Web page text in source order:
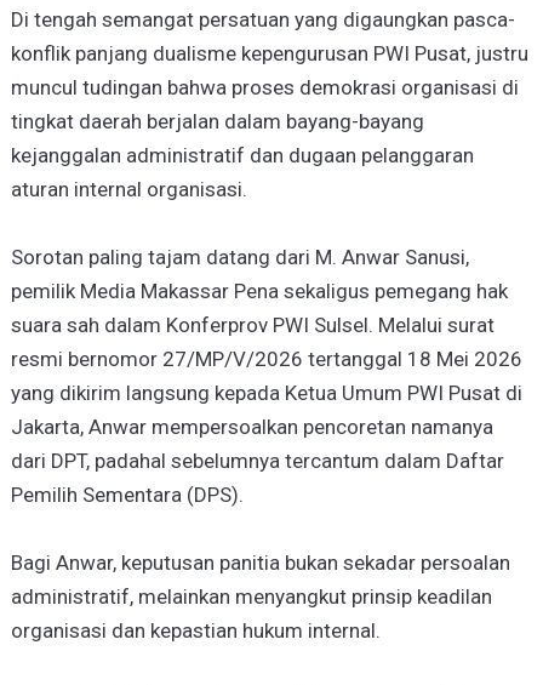
Di tengah semangat persatuan yang digaungkan pasca-
konflik panjang dualisme kepengurusan PWI Pusat, justru
muncul tudingan bahwa proses demokrasi organisasi di
tingkat daerah berjalan dalam bayang-bayang
kejanggalan administratif dan dugaan pelanggaran
aturan internal organisasi.
Sorotan paling tajam datang dari M. Anwar Sanusi,
pemilik Media Makassar Pena sekaligus pemegang hak
suara sah dalam Konferprov PWI Sulsel. Melalui surat
resmi bernomor 27/MP/V/2026 tertanggal 18 Mei 2026
yang dikirim langsung kepada Ketua Umum PWI Pusat di
Jakarta, Anwar mempersoalkan pencoretan namanya
dari DPT, padahal sebelumnya tercantum dalam Daftar
Pemilih Sementara (DPS).
Bagi Anwar, keputusan panitia bukan sekadar persoalan
administratif, melainkan menyangkut prinsip keadilan
organisasi dan kepastian hukum internal.